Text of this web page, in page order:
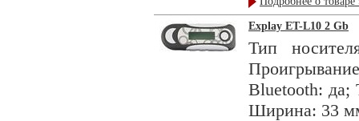
Explay ET-L10 2 Gb
Тип
Bluetooth:
Ширина: 33